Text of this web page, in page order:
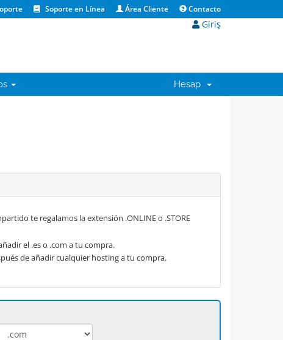
Soporte en Línea Área Cliente Contacto
Giriş
Hesap
te regalamos la extensión .ONLINE o .STORE
el .es o .com a tu compra.
de añadir cualquier hosting a tu compra.